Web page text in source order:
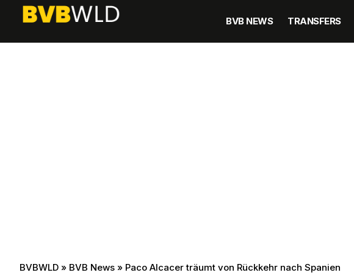
BVB NEWS TRANSFERS
BVBWLD » BVB News » Paco Alcacer träumt von Rückkehr nach Spanien